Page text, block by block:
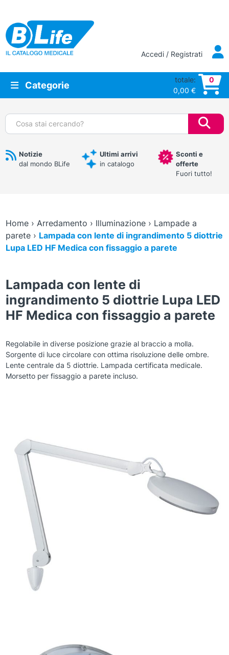
Vai al contenuto principale
Accedi / Registrati
Categorie
totale:
0,00 €
0
Cerca:
Notizie
dal mondo BLife
Ultimi arrivi
in catalogo
Sconti e
offerte
Fuori tutto!
Home› Arredamento › Illuminazione› Lampade a
parete› Lampada con lente di ingrandimento 5 diottrie
Lupa LED HF Medica con fissaggio a parete
Lampada con lente di
ingrandimento 5 diottrie Lupa LED
HF Medica con fissaggio a parete
Regolabile in diverse posizione grazie al braccio a molla.
Sorgente di luce circolare con ottima risoluzione delle ombre.
Lente centrale da 5 diottrie. Lampada certificata medicale.
Morsetto per fissaggio a parete incluso.